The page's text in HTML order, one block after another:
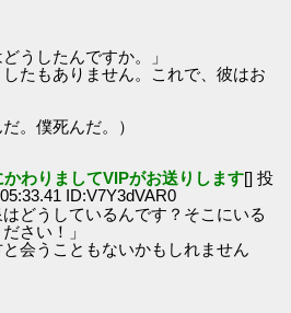
うしたんですか。」
たもありません。これで、彼はお
。僕死んだ。）
わりましてVIPがお送りします[] 投
ID:V7Y3dVAR0
はどうしているんです？そこにいる
さい！」
会うこともないかもしれません